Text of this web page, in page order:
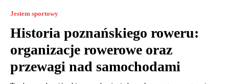
Jestem sportowy
Historia poznańskiego roweru:
organizacje rowerowe oraz
przewagi nad samochodami